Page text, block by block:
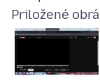
Priložené